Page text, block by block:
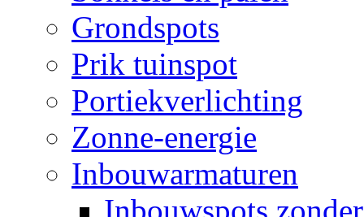
Grondspots
Prik tuinspot
Portiekverlichting
Zonne-energie
Inbouwarmaturen
Inbouwspots